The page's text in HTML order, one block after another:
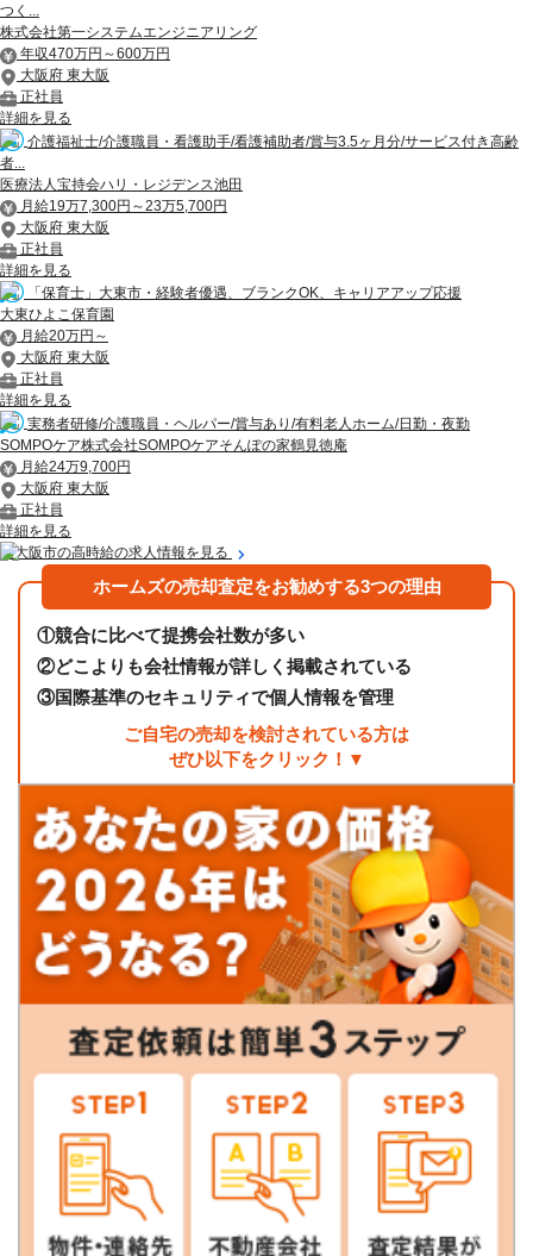
つく...
株式会社第一システムエンジニアリング
年収470万円～600万円
大阪府 東大阪
正社員
詳細を見る
介護福祉士/介護職員・看護助手/看護補助者/賞与3.5ヶ月分/サービス付き高齢
者...
医療法人宝持会ハリ・レジデンス池田
月給19万7,300円～23万5,700円
大阪府 東大阪
正社員
詳細を見る
「保育士」大東市・経験者優遇、ブランクOK、キャリアアップ応援
大東ひよこ保育園
月給20万円～
大阪府 東大阪
正社員
詳細を見る
実務者研修/介護職員・ヘルパー/賞与あり/有料老人ホーム/日勤・夜勤
SOMPOケア株式会社SOMPOケアそんぽの家鶴見徳庵
月給24万9,700円
大阪府 東大阪
正社員
詳細を見る
東大阪市の高時給の求人情報を見る
ホームズの売却査定をお勧めする3つの理由
①競合に比べて提携会社数が多い
②どこよりも会社情報が詳しく掲載されている
③国際基準のセキュリティで個人情報を管理
ご自宅の売却を検討されている方は
ぜひ以下をクリック！▼